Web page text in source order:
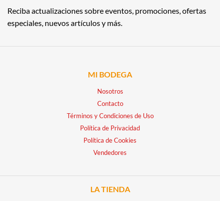
Reciba actualizaciones sobre eventos, promociones, ofertas
especiales, nuevos artículos y más.
MI BODEGA
Nosotros
Contacto
Términos y Condiciones de Uso
Política de Privacidad
Política de Cookies
Vendedores
LA TIENDA